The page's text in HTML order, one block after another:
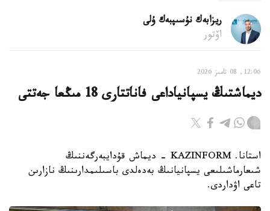
ريزابەك نۇسىپبەك ۇلى
اۆتور
12:06, 08 تامىز 2026
ديماشتىڭ يسپانياداعى فاناتتارى 18 مىڭعا جەتتى
استانا. KAZINFORM - ديماش قۇدايبەرگەننىڭ
شىعارماشىلىعى يسپانيانىڭ بەدەلدى باسىلىمدارىنىڭ نازارىن
تاعى اۋداردى.